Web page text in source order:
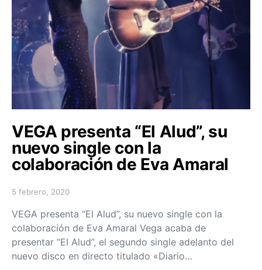
VEGA presenta “El Alud”, su
nuevo single con la
colaboración de Eva Amaral
Posted on
5 febrero, 2020
VEGA presenta “El Alud”, su nuevo single con la
colaboración de Eva Amaral Vega acaba de
presentar “El Alud”, el segundo single adelanto del
nuevo disco en directo titulado «Diario…